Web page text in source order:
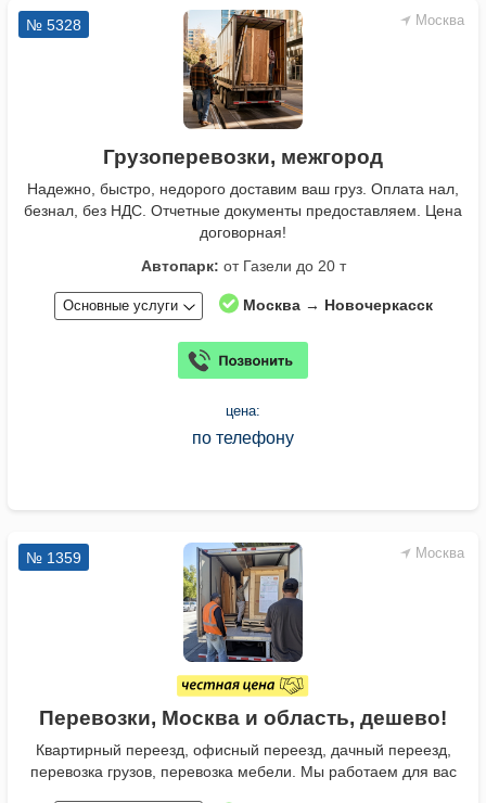
Москва
№ 5328
Грузоперевозки, межгород
Надежно, быстро, недорого доставим ваш груз. Оплата нал,
безнал, без НДС. Отчетные документы предоставляем. Цена
договорная!
Автопарк: от Газели до 20 т
Основные услуги Москва → Новочеркасск
цена:
по телефону
Москва
№ 1359
Перевозки, Москва и область, дешево!
Квартирный переезд, офисный переезд, дачный переезд,
перевозка грузов, перевозка мебели. Мы работаем для вас